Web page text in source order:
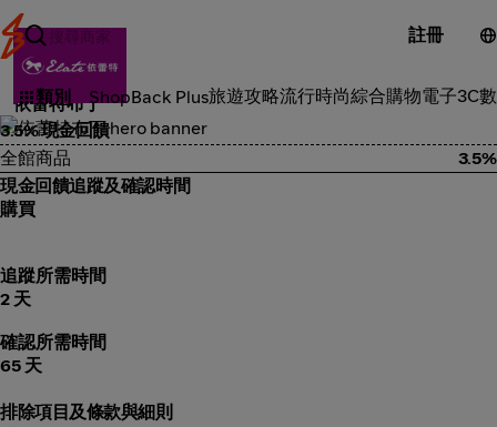
註冊
類別 ShopBack Plus旅遊攻略流行時尚綜合購物電子3C
食品雜貨
依蕾特布丁
3.5% 現金回饋
全館商品
3.5%
現金回饋追蹤及確認時間
購買
追蹤所需時間
2 天
確認所需時間
65 天
排除項目及條款與細則